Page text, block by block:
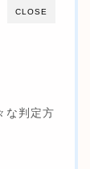
CLOSE
な判定方